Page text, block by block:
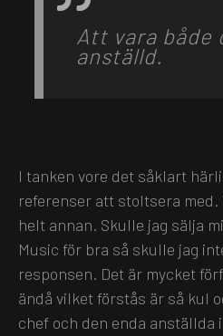
Att vara både
anställd.
I tanken vore det såklart
referenser att stoltsera med.
helt annan. Skulle jag sälja
Music för bra så skulle jag
responsen. Det är mycket
ändå vilket förstås är så kul
chef och den enda anställda